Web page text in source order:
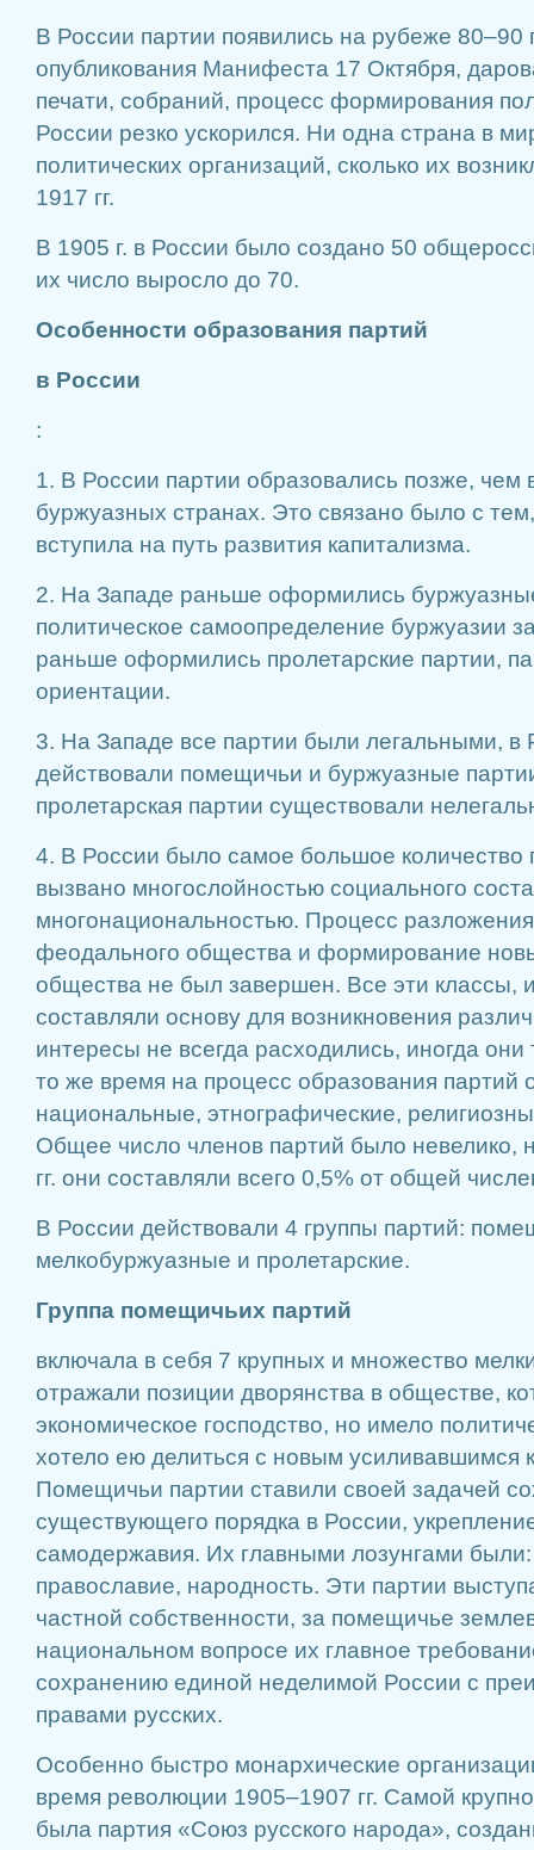
В России партии появились на рубеже 80–90
опубликования Манифеста 17 Октября,
печати, собраний, процесс формирования
России резко ускорился. Ни одна страна в
политических организаций, сколько их
1917 гг.
В 1905 г. в России было создано 50
их число выросло до 70.
Особенности образования партий
в России
:
1. В России партии образовались позже, чем
буржуазных странах. Это связано было с
вступила на путь развития капитализма.
2. На Западе раньше оформились
политическое самоопределение буржуазии
раньше оформились пролетарские партии,
ориентации.
3. На Западе все партии были легальными, в
действовали помещичьи и буржуазные
пролетарская партии существовали
4. В России было самое большое количество
вызвано многослойностью социального
многонациональностью. Процесс
феодального общества и формирование
общества не был завершен. Все эти классы,
составляли основу для возникновения
интересы не всегда расходились, иногда
то же время на процесс образования партий
национальные, этнографические,
Общее число членов партий было невелико,
гг. они составляли всего 0,5% от общей
В России действовали 4 группы партий:
мелкобуржуазные и пролетарские.
Группа помещичьих партий
включала в себя 7 крупных и множество
отражали позиции дворянства в обществе,
экономическое господство, но имело
хотело ею делиться с новым усиливавшимся
Помещичьи партии ставили своей задачей
существующего порядка в России,
самодержавия. Их главными лозунгами
православие, народность. Эти партии
частной собственности, за помещичье
национальном вопросе их главное
сохранению единой неделимой России с
правами русских.
Особенно быстро монархические
время революции 1905–1907 гг. Самой
была партия «Союз русского народа»,